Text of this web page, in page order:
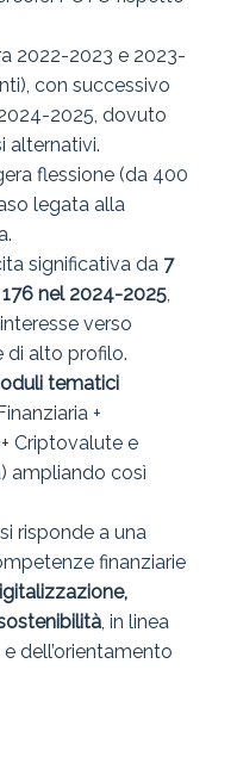
2022-2023 e 2023-
con successivo
2025, dovuto
alternativi.
flessione (da 400
legata alla
significativa da 7
nel 2024-2025,
verso
di alto profilo.
tematici
+
Criptovalute e
ampliando così
risponde a una
finanziarie
, in linea
dell’orientamento